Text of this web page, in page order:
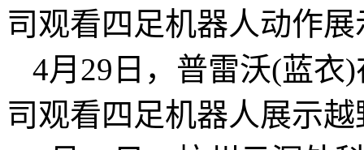
司观看四足机器人动作展
4月29日，普雷沃(蓝衣
司观看四足机器人展示